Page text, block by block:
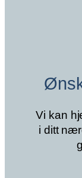
Vi kan
i ditt